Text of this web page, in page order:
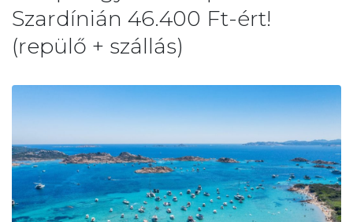
Szardínián 46.400 Ft-ért!
(repülő + szállás)